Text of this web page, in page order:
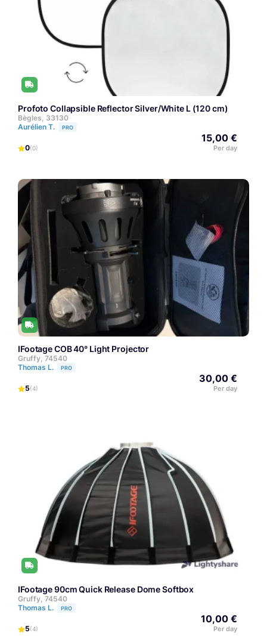
Profoto Collapsible Reflector Silver/White L (120 cm)
Bègles, 33130
Aurélien T.
PRO
0(0)
15,00 €
Per day
iFootage COB 40° Light Projector
Gruffy, 74540
Thomas L.
PRO
5(4)
30,00 €
Per day
iFootage 90cm Quick Release Dome Softbox
Gruffy, 74540
Thomas L.
PRO
5(4)
10,00 €
Per day